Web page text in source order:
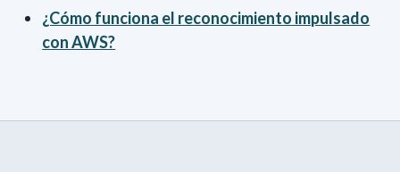
¿Cómo funciona el reconocimiento impulsado
con AWS?